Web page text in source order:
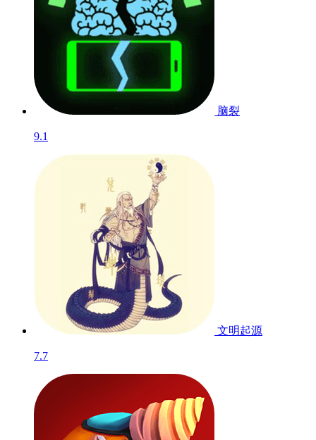
脑裂
9.1
文明起源
7.7